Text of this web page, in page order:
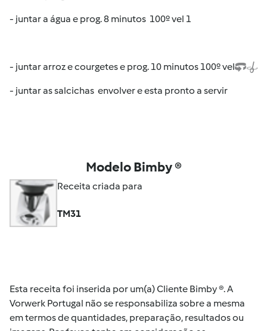
- juntar a água e prog. 8 minutos 100º vel 1
- juntar arroz e courgetes e prog. 10 minutos 100º vel
- juntar as salcichas envolver e esta pronto a servir
Modelo Bimby ®
Receita criada para
TM31
Esta receita foi inserida por um(a) Cliente Bimby ®. A
Vorwerk Portugal não se responsabiliza sobre a mesma
em termos de quantidades, preparação, resultados ou